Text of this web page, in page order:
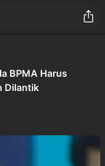
BPMA Harus
Dilantik